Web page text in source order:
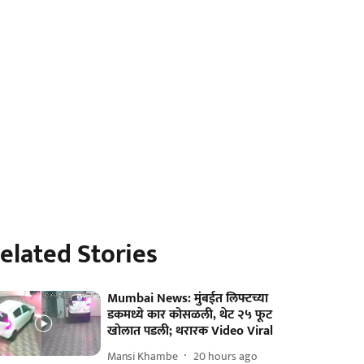
Stories
Mumbai News: मुंबईत लिफ्टच्या
डकमध्ये कार कोसळली, थेट २५ फूट
खोलात पडली; थरारक Video Viral
Mansi Khambe 20 hours ago